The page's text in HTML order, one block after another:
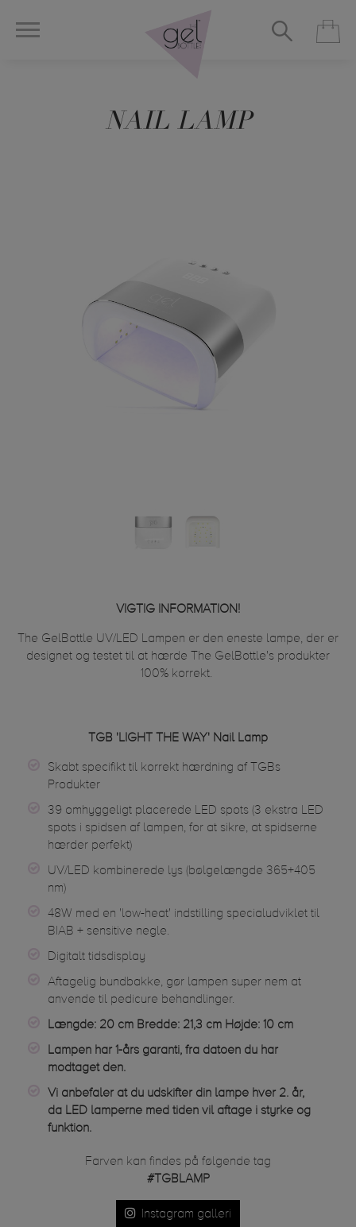
NAIL LAMP
VIGTIG INFORMATION!
The GelBottle UV/LED Lampen er den eneste lampe, der er
designet og testet til at hærde The GelBottle's produkter
100% korrekt.
TGB 'LIGHT THE WAY' Nail Lamp
Skabt specifikt til korrekt hærdning af TGBs
Produkter
39 omhyggeligt placerede LED spots (3 ekstra LED
spots i spidsen af lampen, for at sikre, at spidserne
hærder perfekt)
UV/LED kombinerede lys (bølgelængde 365+405
nm)
48W med en 'low-heat' indstilling specialudviklet til
BIAB + sensitive negle.
Digitalt tidsdisplay
Aftagelig bundbakke, gør lampen super nem at
anvende til pedicure behandlinger.
Længde: 20 cm Bredde: 21,3 cm Højde: 10 cm
Lampen har 1-års garanti, fra datoen du har
modtaget den.
Vi anbefaler at du udskifter din lampe hver 2. år,
da LED lamperne med tiden vil aftage i styrke og
funktion.
Farven kan findes på følgende tag
#TGBLAMP
Instagram galleri